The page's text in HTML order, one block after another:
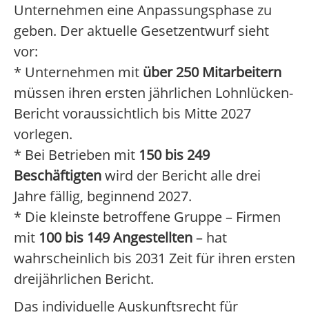
Unternehmen eine Anpassungsphase zu
geben. Der aktuelle Gesetzentwurf sieht
vor:
* Unternehmen mit über 250 Mitarbeitern
müssen ihren ersten jährlichen Lohnlücken-
Bericht voraussichtlich bis Mitte 2027
vorlegen.
* Bei Betrieben mit 150 bis 249
Beschäftigtenwird der Bericht alle drei
Jahre fällig, beginnend 2027.
* Die kleinste betroffene Gruppe – Firmen
mit 100 bis 149 Angestellten– hat
wahrscheinlich bis 2031 Zeit für ihren ersten
dreijährlichen Bericht.
Das individuelle Auskunftsrecht für